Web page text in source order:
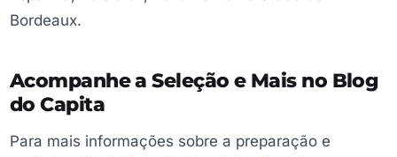
Bordeaux.
Acompanhe a Seleção e Mais no Blog
do Capita
Para mais informações sobre a preparação e